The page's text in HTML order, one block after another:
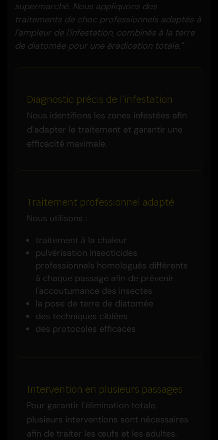
supermarché. Nous appliquons des
traitements de choc professionnels adaptés à
l'ampleur de l'infestation, combinés à la terre
de diatomée pour une éradication totale."
Diagnostic précis de l’infestation
Nous identifions les zones infestées afin
d’adapter le traitement et garantir une
efficacité maximale.
Traitement professionnel adapté
Nous utilisons :
traitement à la chaleur
pulvérisation insecticides
professionnels homologués différents
à chaque passage afin de prévenir
l'accoutumance des insectes
la pose de terre de diatomée
des techniques ciblées
des protocoles efficaces
Intervention en plusieurs passages
Pour garantir l’élimination totale,
plusieurs interventions sont nécessaires
afin de traiter les œufs et les adultes.